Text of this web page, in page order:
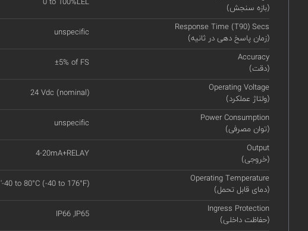
(بازه سنجش)
Response Time (T90) Secs
(زمان پاسخ دهی در ثانیه)
unspecific
Accuracy
(دقت)
±5% of FS
Operating Voltage
(ولتاژ عملکرد)
24 Vdc (nominal)
Power Consumption
(توان مصرفی)
unspecific
Output
(خروجی)
4-20mA+RELAY
Operating Temperature
(دمای قابل تحمل)
'-40 to 80°C (-40 to 176°F)
Ingress Protection
(حفاظت داخلی)
IP66 ,IP65